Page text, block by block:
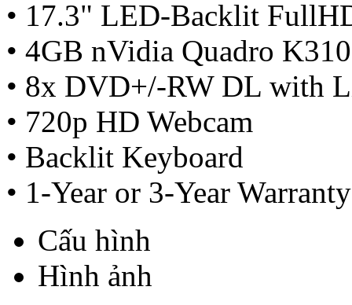
• 17.3" LED-Backlit
• 4GB nVidia Quadro
• 8x DVD+/-RW DL with
• 720p HD Webcam
• Backlit Keyboard
• 1-Year or 3-Year Warranty
Cấu hình
Hình ảnh